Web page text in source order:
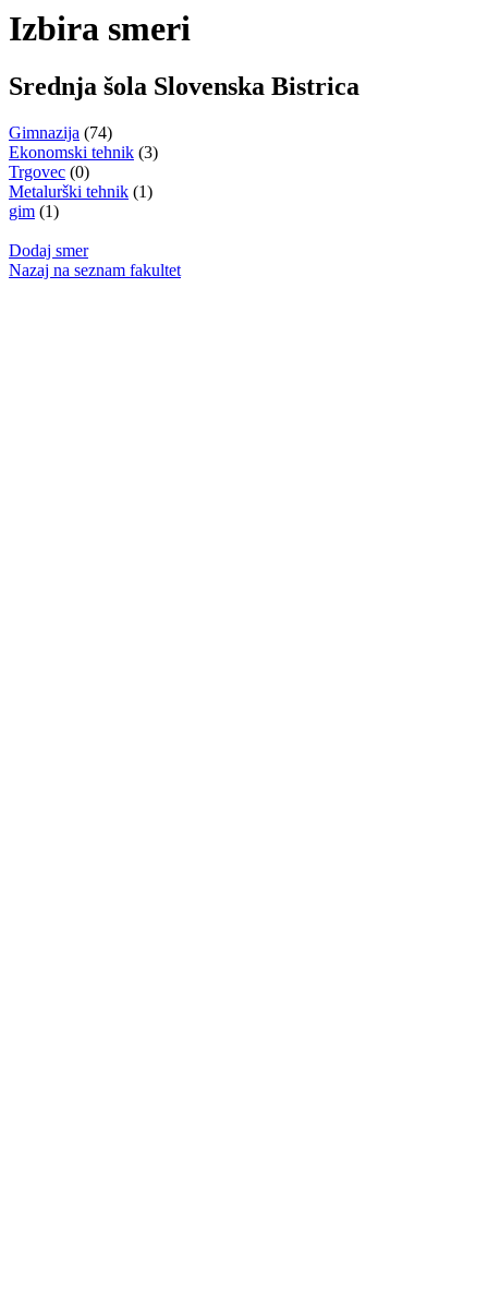
Izbira smeri
Srednja šola Slovenska Bistrica
Gimnazija (74)
Ekonomski tehnik (3)
Trgovec (0)
Metalurški tehnik (1)
gim (1)
Dodaj smer
Nazaj na seznam fakultet